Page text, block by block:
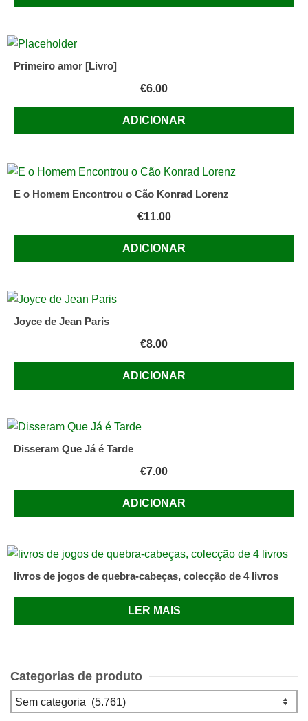
Primeiro amor [Livro]
€6.00
ADICIONAR
E o Homem Encontrou o Cão Konrad Lorenz
€11.00
ADICIONAR
Joyce de Jean Paris
€8.00
ADICIONAR
Disseram Que Já é Tarde
€7.00
ADICIONAR
livros de jogos de quebra-cabeças, colecção de 4 livros
LER MAIS
Categorias de produto